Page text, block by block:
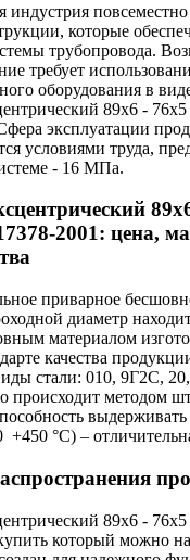
индустрия повсеместно
которые
трубопровода.
требует
оборудования в
89х6 -
эксплуатации
условиями труда,
- 16 МПа.
2001: цена,
приварное
диаметр
материалом
качества
стали: 010, 9Г2С,
происходит методом
+450 °С) –
89х6 -
который можно